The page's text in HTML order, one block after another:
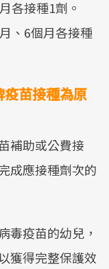
各接種1劑。
、6個月各接種
苗接種為原
補助或公費接
成應接種劑次的
毒疫苗的幼兒，
獲得完整保護效